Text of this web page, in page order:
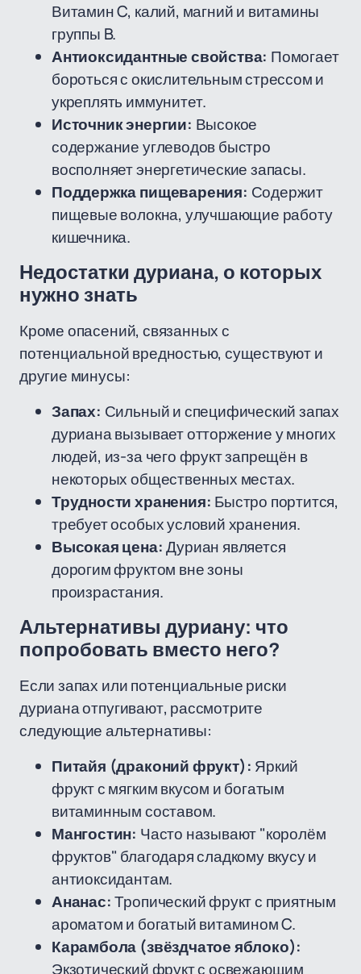
Витамин C, калий, магний и витамины
группы B.
Антиоксидантные свойства: Помогает
бороться с окислительным стрессом и
укреплять иммунитет.
Источник энергии: Высокое
содержание углеводов быстро
восполняет энергетические запасы.
Поддержка пищеварения: Содержит
пищевые волокна, улучшающие работу
кишечника.
Недостатки дуриана, о которых
нужно знать
Кроме опасений, связанных с
потенциальной вредностью, существуют и
другие минусы:
Запах: Сильный и специфический запах
дуриана вызывает отторжение у многих
людей, из-за чего фрукт запрещён в
некоторых общественных местах.
Трудности хранения: Быстро портится,
требует особых условий хранения.
Высокая цена:Дуриан является
дорогим фруктом вне зоны
произрастания.
Альтернативы дуриану: что
попробовать вместо него?
Если запах или потенциальные риски
дуриана отпугивают, рассмотрите
следующие альтернативы:
Питайя (драконий фрукт): Яркий
фрукт с мягким вкусом и богатым
витаминным составом.
Мангостин: Часто называют "королём
фруктов" благодаря сладкому вкусу и
антиоксидантам.
Ананас:Тропический фрукт с приятным
ароматом и богатый витамином C.
Карамбола (звёздчатое яблоко):
Экзотический фрукт с освежающим